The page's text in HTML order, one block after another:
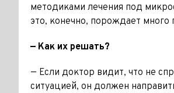
методи­ками лечения под
это, конечно, порождает много
— Как их решать?
— Если доктор видит, что не
ситуацией, он должен